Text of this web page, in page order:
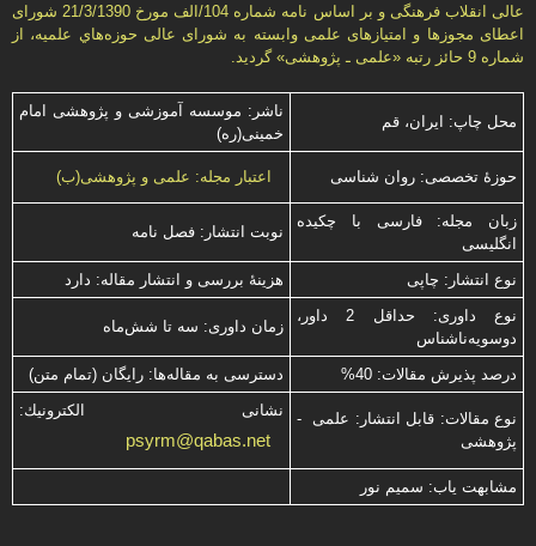
عالی انقلاب فرهنگی و بر اساس نامه شماره 104/الف مورخ 21/3/1390 شورای
اعطای مجوزها و امتيازهای علمی وابسته به شورای عالی حوزه‌هاي علميه، از
شماره 9 حائز رتبه «علمی ـ پژوهشی» گرديد.
محل چاپ: ایران، قم
ناشر: موسسه آموزشی و پژوهشی امام
خمینی(ره)
حوزۀ تخصصی: روان شناسی اعتبار مجله: علمی و پژوهشی(ب)
زبان مجله: فارسی با چكیده
انگلیسی
نوبت انتشار: فصل نامه
نوع انتشار: چاپی
هزینۀ بررسی و انتشار مقاله: دارد
نوع داوری: حداقل 2 داور،
دوسویه‌ناشناس
زمان داوری: سه تا شش‌ماه
درصد پذیرش مقالات: 40% دسترسی به مقاله‌ها: رایگان (تمام متن)
نوع مقالات: قابل انتشار: علمی -
پژوهشی
نشانی الكترونیك:
psyrm@qabas.net
مشابهت ياب: سميم نور